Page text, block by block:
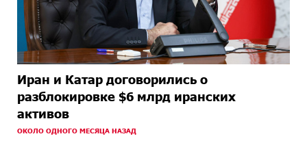
Иран и Катар договорились о
разблокировке $6 млрд иранских
активов
ОКОЛО ОДНОГО МЕСЯЦА НАЗАД